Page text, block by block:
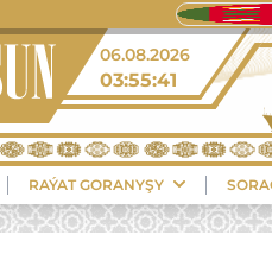
06.08.2026
03:55:42
RAÝAT GORANYŞY